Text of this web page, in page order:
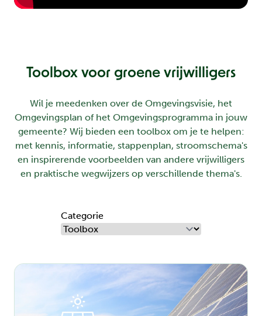
Toolbox voor groene vrijwilligers
Wil je meedenken over de Omgevingsvisie, het
Omgevingsplan of het Omgevingsprogramma in jouw
gemeente? Wij bieden een toolbox om je te helpen:
met kennis, informatie, stappenplan, stroomschema's
en inspirerende voorbeelden van andere vrijwilligers
en praktische wegwijzers op verschillende thema's.
Categorie